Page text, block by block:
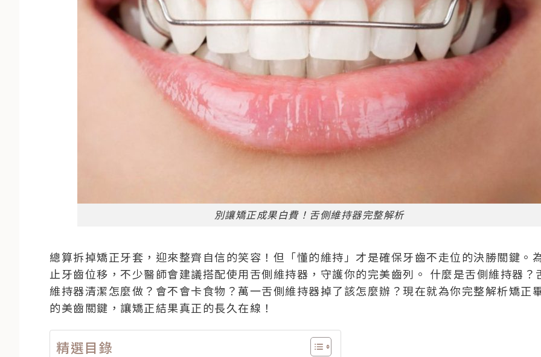
別讓矯正成果白費！舌側維持器完整解析
總算拆掉矯正牙套，迎來整齊自信的笑容！但「懂的維持」才是確保牙齒不走位的決勝關鍵。
止牙齒位移，不少醫師會建議搭配使用舌側維持器，守護你的完美齒列。 什麼是舌側維持器？
維持器清潔怎麼做？會不會卡食物？萬一舌側維持器掉了該怎麼辦？現在就為你完整解析矯正
的美齒關鍵，讓矯正結果真正的長久在線！
精選目錄